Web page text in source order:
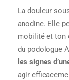
La douleur
anodine. Elle
mobilité et ton
du podologue
les signes
agir